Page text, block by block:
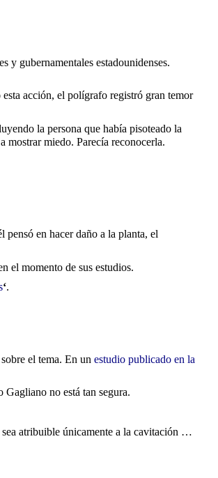
y gubernamentales estadounidenses.
acción, el polígrafo registró gran temor
la persona que había pisoteado la
mostrar miedo. Parecía reconocerla.
pensó en hacer daño a la planta, el
el momento de sus estudios.
‘.
el tema. En un estudio publicado en la
Gagliano no está tan segura.
sea atribuible únicamente a la cavitación …